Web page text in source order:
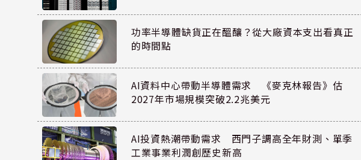
功率半導體缺貨正在醞釀？從大廠資本支出看真正
的時間點
AI資料中心帶動半導體需求 《麥克林報告》估
2027年市場規模突破2.2兆美元
AI投資熱潮帶動需求 西門子調高全年財測、單季
工業事業利潤創歷史新高